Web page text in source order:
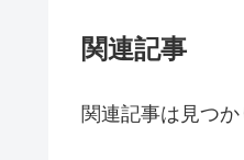
関連記事
関連記事は見つか